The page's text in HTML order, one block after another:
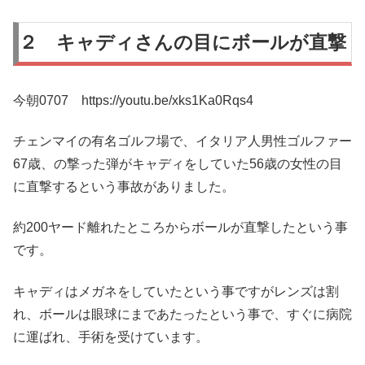
２ キャディさんの目にボールが直撃
今朝0707 https://youtu.be/xks1Ka0Rqs4
チェンマイの有名ゴルフ場で、イタリア人男性ゴルファー
67歳、の撃った弾がキャディをしていた56歳の女性の目
に直撃するという事故がありました。
約200ヤード離れたところからボールが直撃したという事
です。
キャディはメガネをしていたという事ですがレンズは割
れ、ボールは眼球にまであたったという事で、すぐに病院
に運ばれ、手術を受けています。